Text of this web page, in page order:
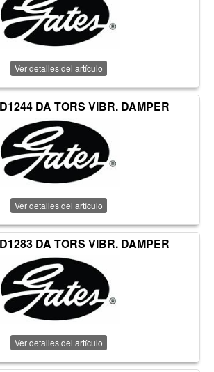
Ver detalles del artículo
DA TORS VIBR. DAMPER
Ver detalles del artículo
DA TORS VIBR. DAMPER
Ver detalles del artículo